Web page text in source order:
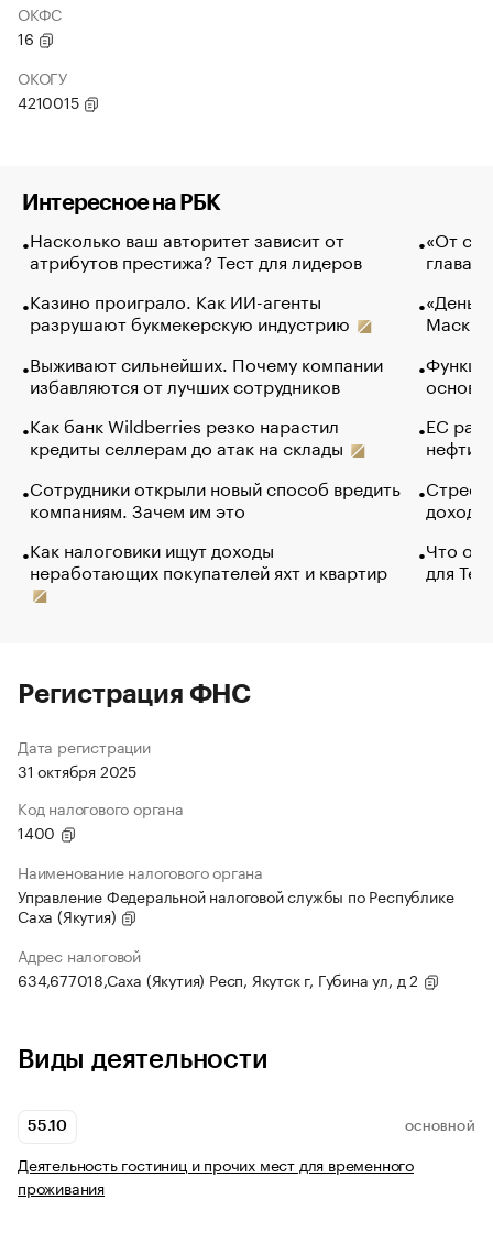
ОКФС
16
ОКОГУ
4210015
Интересное на РБК
Насколько ваш авторитет зависит от
атрибутов престижа? Тест для лидеров
Казино проиграло. Как ИИ-агенты
разрушают букмекерскую индустрию
Выживают сильнейших. Почему компании
избавляются от лучших сотрудников
Как банк Wildberries резко нарастил
кредиты селлерам до атак на склады
Сотрудники открыли новый способ вредить
компаниям. Зачем им это
Как налоговики ищут доходы
неработающих покупателей яхт и квартир
«От
глава
Маск в
основ
ЕС
нефти
Что
для
Регистрация ФНС
Дата регистрации
31 октября 2025
Код налогового органа
1400
Наименование налогового органа
Управление Федеральной налоговой службы по Республике
Саха (Якутия)
Адрес налоговой
634,677018,Саха (Якутия) Респ, Якутск г, Губина ул, д 2
Виды деятельности
55.10 ОСНОВНОЙ
Деятельность гостиниц и прочих мест для временного
проживания